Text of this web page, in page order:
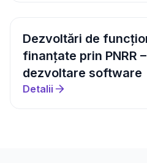
Dezvoltări de
finanțate prin PNRR
dezvoltare software
Detalii